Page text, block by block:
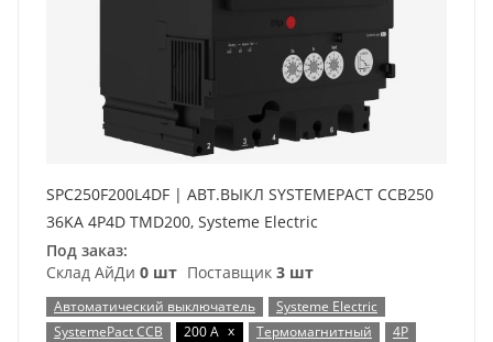
SPC250F200L4DF | АВТ.ВЫКЛ SYSTEMEPACT CCB250
36KA 4P4D TMD200, Systeme Electric
Под заказ:
Склад АйДи 0 шт Поставщик 3 шт
Автоматический выключатель
Systeme Electric
SystemePact CCB
200 А x Термомагнитный
4P